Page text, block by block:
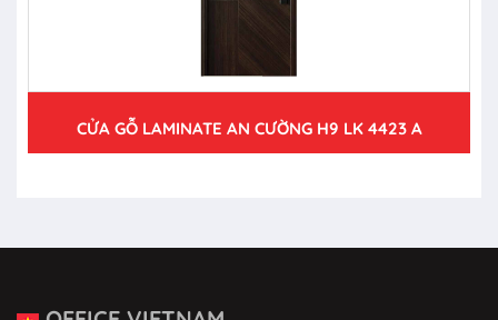
CỬA GỖ LAMINATE AN CƯỜNG H9 LK 4423 A